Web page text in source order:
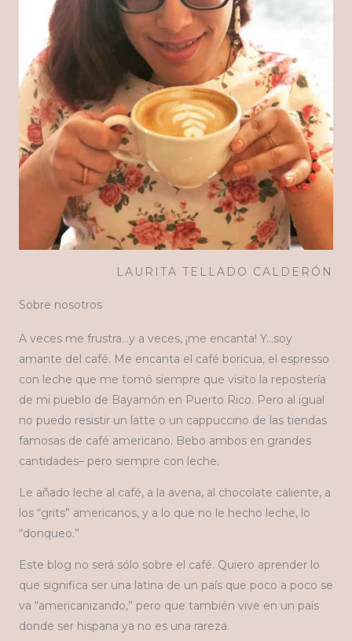
Sobre nosotros
A veces me frustra…y a veces, ¡me encanta! Y…soy
amante del café. Me encanta el café boricua, el espresso
con leche que me tomó siempre que visito la repostería
de mi pueblo de Bayamón en Puerto Rico. Pero al igual
no puedo resistir un latte o un cappuccino de las tiendas
famosas de café americano. Bebo ambos en grandes
cantidades– pero siempre con leche.
Le añado leche al café, a la avena, al chocolate caliente, a
los “grits” americanos, y a lo que no le hecho leche, lo
“donqueo.”
Este blog no será sólo sobre el café. Quiero aprender lo
que significa ser una latina de un país que poco a poco se
va “americanizando,” pero que también vive en un país
donde ser hispana ya no es una rareza.
LAURITA TELLADO CALDERÓN